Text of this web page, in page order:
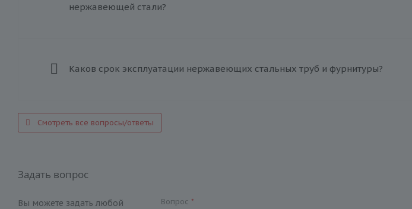
нержавеющей стали?
Каков срок эксплуатации нержавеющих стальных труб и фурнитуры?
Смотреть все вопросы/ответы
Задать вопрос
Вы можете задать любой
Вопрос*